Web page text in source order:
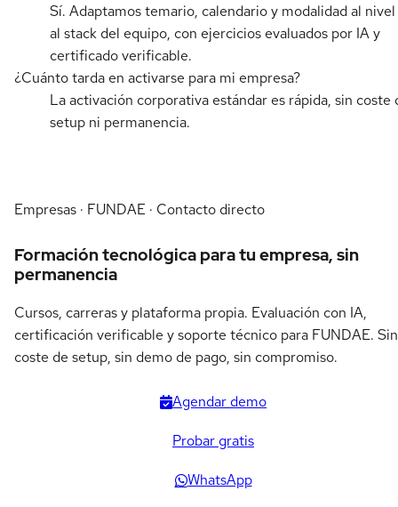
Sí. Adaptamos temario, calendario y modalidad al
al stack del equipo, con ejercicios evaluados por IA y
certificado verificable.
¿Cuánto tarda en activarse para mi empresa?
La activación corporativa estándar es rápida, sin coste
setup ni permanencia.
Empresas · FUNDAE · Contacto directo
Formación tecnológica para tu empresa, sin
permanencia
Cursos, carreras y plataforma propia. Evaluación con IA,
certificación verificable y soporte técnico para FUNDAE. Sin
coste de setup, sin demo de pago, sin compromiso.
Agendar demo
Probar gratis
WhatsApp